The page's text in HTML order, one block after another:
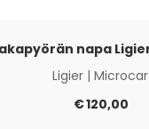
Ligier | Microcar
€120,00